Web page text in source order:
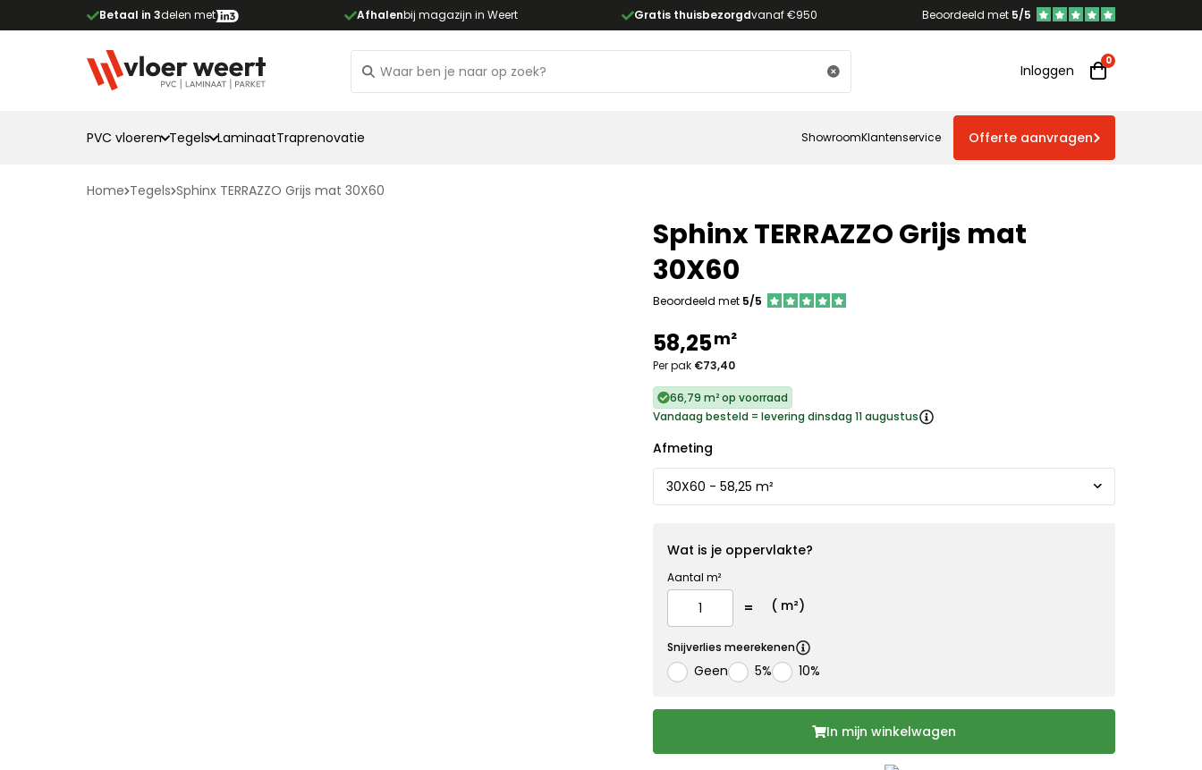
Betaal in 3delen met Afhalenbij magazijn in Weert Gratis thuisbezorgdvanaf €950 Beoordeeld met 5/5
Inloggen
PVC vloeren Tegels LaminaatTraprenovatie ShowroomKlantenservice Offerte aanvragen
Home Tegels Sphinx TERRAZZO Grijs mat 30X60
Sphinx TERRAZZO Grijs mat
30X60
Beoordeeld met 5/5
58,25m²
Per pak €73,40
66,79 m² op voorraad
Vandaag besteld = levering dinsdag 11 augustus
Afmeting
Wat is je oppervlakte?
Aantal m²
( m²)
Snijverlies meerekenen
Geen 5% 10%
In mijn winkelwagen